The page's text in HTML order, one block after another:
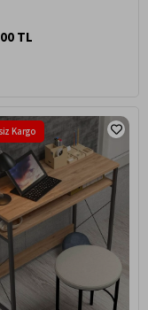
TL
Kargo